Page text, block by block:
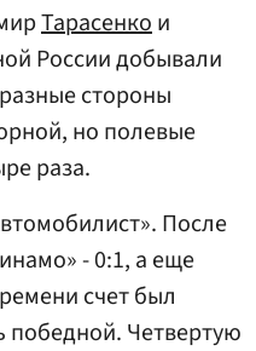
Тарасенкои
России добывали
стороны
но полевые
раза.
После
- 0:1, а еще
счет был
победной. Четвертую